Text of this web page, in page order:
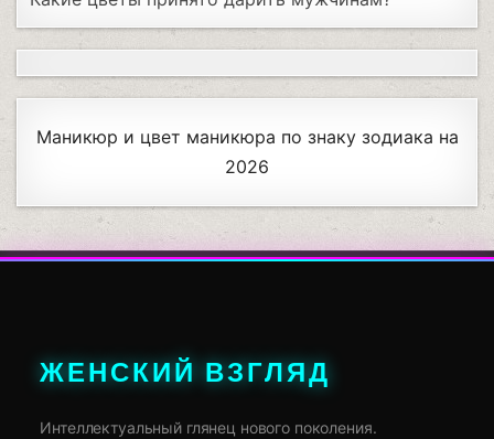
Маникюр и цвет маникюра по знаку зодиака на
2026
ЖЕНСКИЙ ВЗГЛЯД
Интеллектуальный глянец нового поколения.